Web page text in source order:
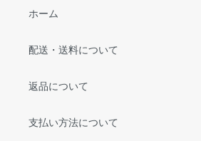
ホーム
配送・送料について
返品について
支払い方法について